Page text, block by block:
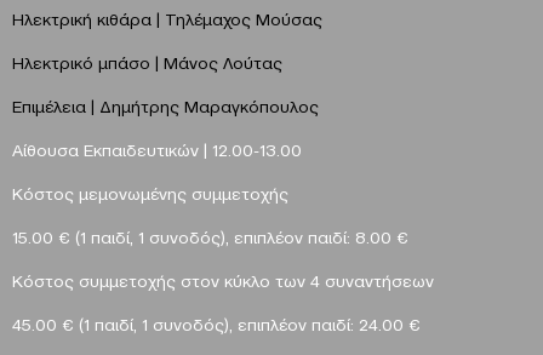
Ηλεκτρική κιθάρα | Τηλέμαχος Μούσας
Ηλεκτρικό μπάσο | Mάνος Λούτας
Επιμέλεια | Δημήτρης Μαραγκόπουλος
Αίθουσα Εκπαιδευτικών | 12.00-13.00
Κόστος μεμονωμένης συμμετοχής
15.00 € (1 παιδί, 1 συνοδός), επιπλέον παιδί: 8.00 €
Κόστος συμμετοχής στον κύκλο των 4 συναντήσεων
45.00 € (1 παιδί, 1 συνοδός), επιπλέον παιδί: 24.00 €